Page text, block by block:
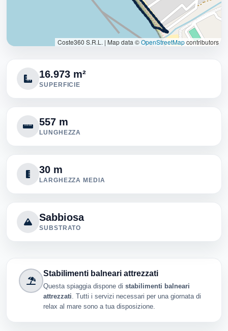
Coste360 S.R.L. | Map data ©OpenStreetMapcontributors
16.973 m²
SUPERFICIE
557 m
LUNGHEZZA
30 m
LARGHEZZA MEDIA
Sabbiosa
SUBSTRATO
Stabilimenti balneari attrezzati
Questa spiaggia dispone di stabilimenti balneari
attrezzati. Tutti i servizi necessari per una giornata di
relax al mare sono a tua disposizione.